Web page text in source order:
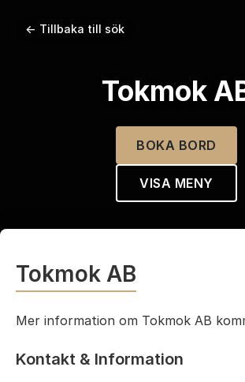
← Tillbaka till sök
Tokmok
BOKA BORD
VISA MENY
Tokmok AB
Mer information om Tokmok AB
Kontakt & Information